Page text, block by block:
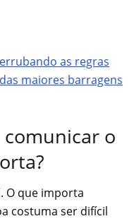
as regras
maiores barragens
o
O que importa
costuma ser difícil